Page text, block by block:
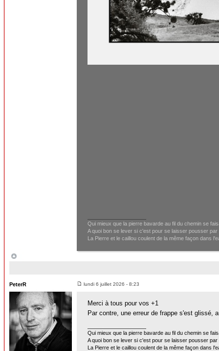
Qui mieux que la pierre bavarde au fil du chemin se
A quoi bon se lever si c'est pour se laisser pousser par
La Pierre et le caillou coulent de la même façon dans
PeterR lundi 6 juillet 2026 - 8:23
Merci à tous pour vos +1
Par contre, une erreur de frappe s'est
Qui mieux que la pierre bavarde au fil du chemin se
A quoi bon se lever si c'est pour se laisser pousser par
La Pierre et le caillou coulent de la même façon dans